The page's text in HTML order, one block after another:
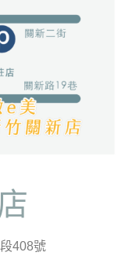
408號